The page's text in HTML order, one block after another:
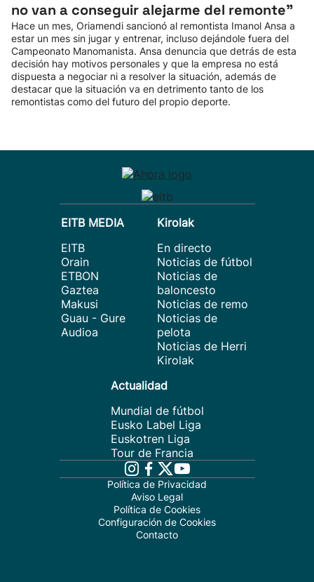
no van a conseguir alejarme del remonte"
Hace un mes, Oriamendi sancionó al remontista Imanol Ansa a
estar un mes sin jugar y entrenar, incluso dejándole fuera del
Campeonato Manomanista. Ansa denuncia que detrás de esta
decisión hay motivos personales y que la empresa no está
dispuesta a negociar ni a resolver la situación, además de
destacar que la situación va en detrimento tanto de los
remontistas como del futuro del propio deporte.
EITB MEDIA
EITB
Orain
ETBON
Gaztea
Makusi
Guau - Gure
Audioa
Kirolak
En directo
Noticias de fútbol
Noticias de
baloncesto
Noticias de remo
Noticias de
pelota
Noticias de Herri
Kirolak
Actualidad
Mundial de fútbol
Eusko Label Liga
Euskotren Liga
Tour de Francia
Política de Privacidad
Aviso Legal
Política de Cookies
Configuración de Cookies
Contacto